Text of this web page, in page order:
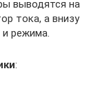
выводятся на
тока, а внизу
режима.
: